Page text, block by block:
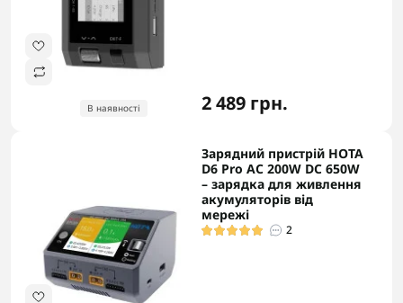
В наявності 2 489 грн.
Зарядний пристрій HOTA
D6 Pro AC 200W DC 650W
– зарядка для живлення
акумуляторів від
мережі
2